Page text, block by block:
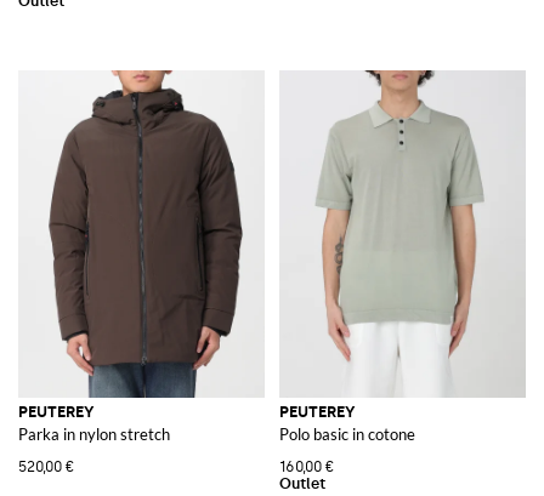
PEUTEREY
Parka in nylon stretch
520,00 €
PEUTEREY
Polo basic in cotone
160,00 €